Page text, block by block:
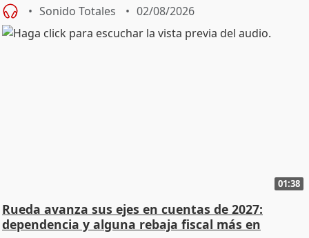
Sonido Totales 02/08/2026
01:38
Rueda avanza sus ejes en cuentas de 2027:
dependencia y alguna rebaja fiscal más en